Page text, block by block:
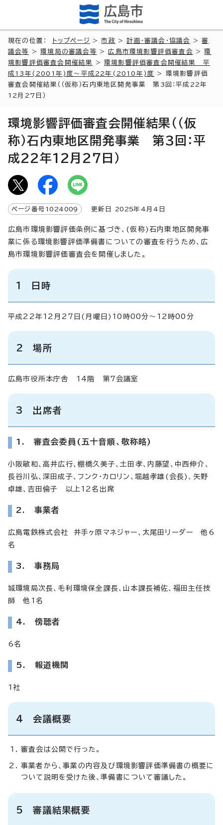
現在の位置： トップページ >市政 >計画・審議会・協議会 >審
議会等
>環境局の審議会等 >広島市環境影響評価審査会 >環
境影響評価審査会開催結果
>環境影響評価審査会開催結果 平
成13年(2001年)度～平成22年(2010年)度
> 環境影響評価
審査会開催結果（（仮称）石内東地区開発事業 第3回：平成22年
12月27日）
環境影響評価審査会開催結果（（仮
称）石内東地区開発事業 第3回：平
成22年12月27日）
ページ番号 1024009 更新日 2025年4月4日
広島市環境影響評価条例に基づき、(仮称)石内東地区開発事
業に係る環境影響評価準備書についての審査を行うため、広
島市環境影響評価審査会を開催しました。
1 日時
平成22年12月27日(月曜日)10時00分～12時00分
2 場所
広島市役所本庁舎 14階 第7会議室
3 出席者
1. 審査会委員(五十音順、敬称略)
小阪敏和、高井広行、棚橋久美子、土田孝、内藤望、中西伸介、
長谷川弘、深田成子、フンク・カロリン、堀越孝雄(会長)、矢野
卓雄、吉田倫子 以上12名出席
2. 事業者
広島電鉄株式会社 井手ヶ原マネジャー、太尾田リーダー 他6
名
3. 事務局
城環境局次長、毛利環境保全課長、山本課長補佐、福田主任技
師 他1名
4. 傍聴者
6名
5. 報道機関
1社
4 会議概要
審査会は公開で行った。
事業者から、事業の内容及び環境影響評価準備書の概要に
ついて説明を受けた後、準備書について審議した。
5 審議結果概要